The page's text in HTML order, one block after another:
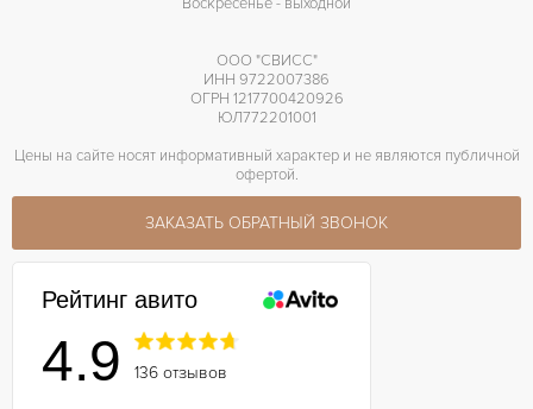
Воскресенье - выходной
ООО "СВИСС"
ИНН 9722007386
ОГРН 1217700420926
ЮЛ772201001
Цены на сайте носят информативный характер и не являются публичной
офертой.
ЗАКАЗАТЬ ОБРАТНЫЙ ЗВОНОК
Рейтинг авито
4.9 136 отзывов